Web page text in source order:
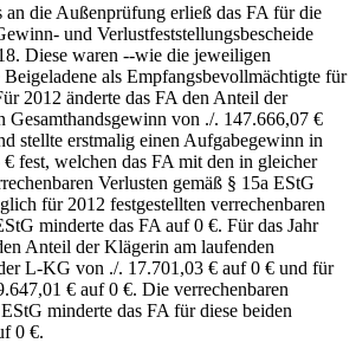
Außenprüfung erließ das FA für die
und Verlustfeststellungsbescheide
Diese waren ‑‑wie die jeweiligen
Beigeladene als Empfangsbevollmächtigte für
2012 änderte das FA den Anteil der
Gesamthandsgewinn von ./. 147.666,07 €
stellte erstmalig einen Aufgabegewinn in
fest, welchen das FA mit den in gleicher
Verlusten gemäß § 15a EStG
für 2012 festgestellten verrechenbaren
minderte das FA auf 0 €. Für das Jahr
Anteil der Klägerin am laufenden
L-KG von ./. 17.701,03 € auf 0 € und für
€ auf 0 €. Die verrechenbaren
minderte das FA für diese beiden
0 €.